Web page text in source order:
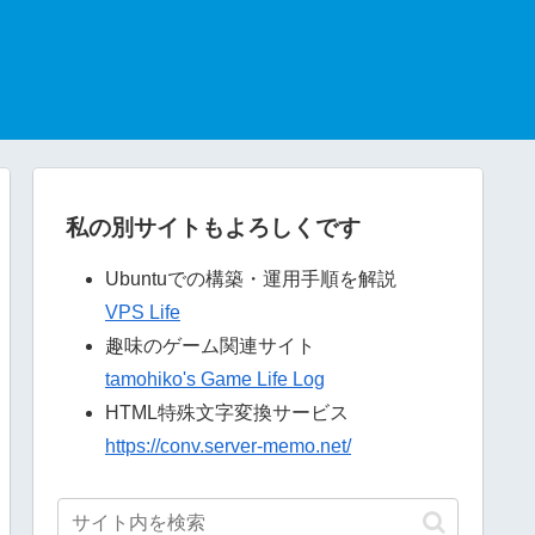
私の別サイトもよろしくです
Ubuntuでの構築・運用手順を解説
VPS Life
趣味のゲーム関連サイト
tamohiko's Game Life Log
HTML特殊文字変換サービス
https://conv.server-memo.net/